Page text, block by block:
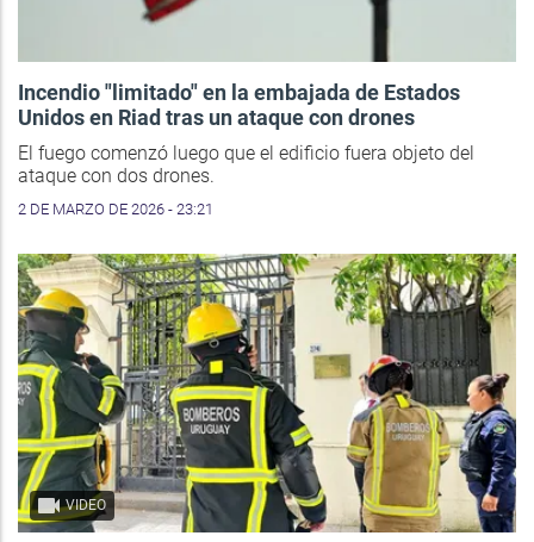
Incendio "limitado" en la embajada de Estados
Unidos en Riad tras un ataque con drones
El fuego comenzó luego que el edificio fuera objeto del
ataque con dos drones.
2 DE MARZO DE 2026 - 23:21
VIDEO